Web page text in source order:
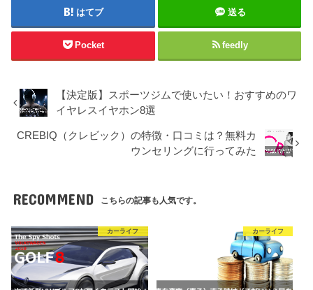
はてブ 送る
Pocket feedly
【決定版】スポーツジムで使いたい！おすすめのワ
イヤレスイヤホン8選
CREBIQ（クレビック）の特徴・口コミは？無料カ
ウンセリングに行ってみた
RECOMMEND こちらの記事も人気です。
カーライフ カーライフ